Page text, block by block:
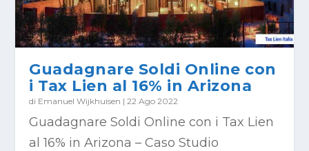
Guadagnare Soldi Online con
i Tax Lien al 16% in Arizona
di Emanuel Wijkhuisen |22 Ago 2022
Guadagnare Soldi Online con i Tax Lien
al 16% in Arizona – Caso Studio